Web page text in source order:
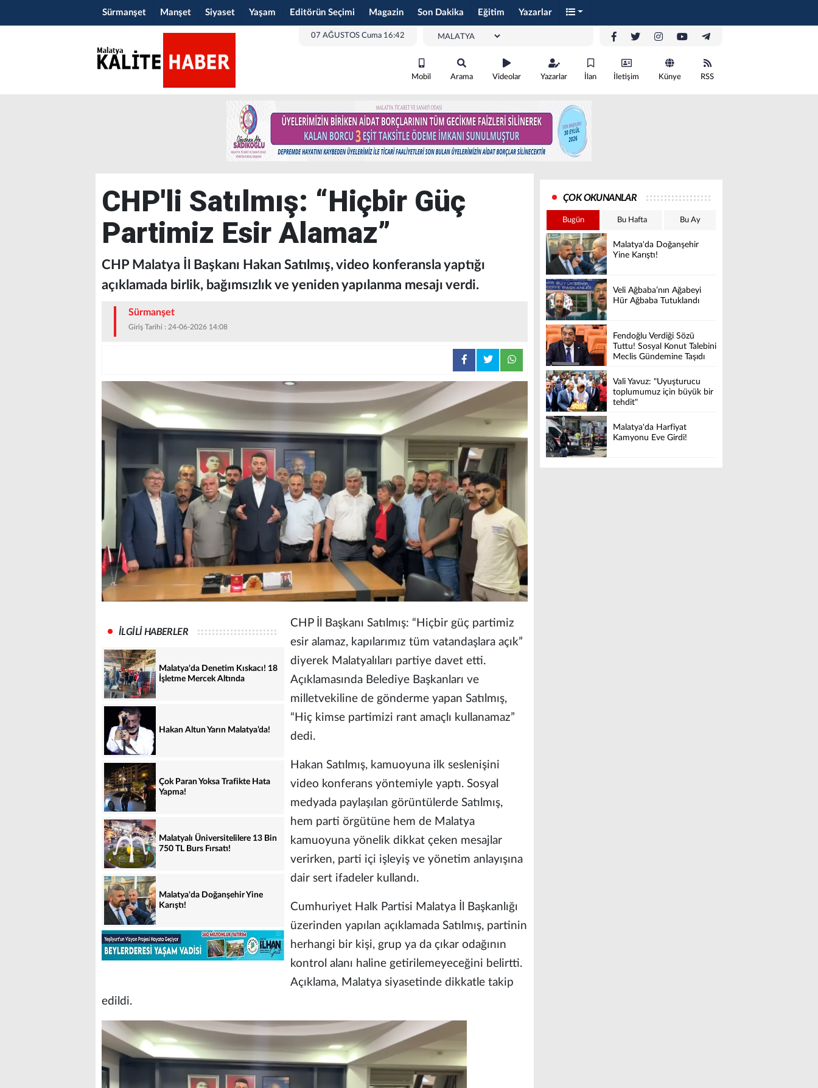
Sürmanşet Manşet Siyaset Yaşam Editörün Seçimi Magazin Son Dakika Eğitim Yazarlar
07 AĞUSTOS Cuma 16:42
Mobil Arama Videolar Yazarlar İlan İletişim Künye RSS
CHP'li Satılmış: “Hiçbir Güç
Partimiz Esir Alamaz”
CHP Malatya İl Başkanı Hakan Satılmış, video konferansla yaptığı
açıklamada birlik, bağımsızlık ve yeniden yapılanma mesajı verdi.
Sürmanşet
Giriş Tarihi : 24-06-2026 14:08
İLGİLİ HABERLER
Malatya'da Denetim Kıskacı! 18
İşletme Mercek Altında
Hakan Altun Yarın Malatya’da!
Çok Paran Yoksa Trafikte Hata
Yapma!
Malatyalı Üniversitelilere 13 Bin
750 TL Burs Fırsatı!
Malatya'da Doğanşehir Yine
Karıştı!
CHP İl Başkanı Satılmış: “Hiçbir güç partimiz
esir alamaz, kapılarımız tüm vatandaşlara açık”
diyerek Malatyalıları partiye davet etti.
Açıklamasında Belediye Başkanları ve
milletvekiline de gönderme yapan Satılmış,
“Hiç kimse partimizi rant amaçlı kullanamaz”
dedi.
Hakan Satılmış, kamuoyuna ilk seslenişini
video konferans yöntemiyle yaptı. Sosyal
medyada paylaşılan görüntülerde Satılmış,
hem parti örgütüne hem de Malatya
kamuoyuna yönelik dikkat çeken mesajlar
verirken, parti içi işleyiş ve yönetim anlayışına
dair sert ifadeler kullandı.
Cumhuriyet Halk Partisi Malatya İl Başkanlığı
üzerinden yapılan açıklamada Satılmış, partinin
herhangi bir kişi, grup ya da çıkar odağının
kontrol alanı haline getirilemeyeceğini belirtti.
Açıklama, Malatya siyasetinde dikkatle takip
edildi.
ÇOK OKUNANLAR
Bugün Bu Hafta Bu Ay
Malatya'da Doğanşehir
Yine Karıştı!
Veli Ağbaba’nın Ağabeyi
Hür Ağbaba Tutuklandı
Fendoğlu Verdiği Sözü
Tuttu! Sosyal Konut Talebini
Meclis Gündemine Taşıdı
Vali Yavuz: "Uyuşturucu
toplumumuz için büyük bir
tehdit"
Malatya'da Harfiyat
Kamyonu Eve Girdi!